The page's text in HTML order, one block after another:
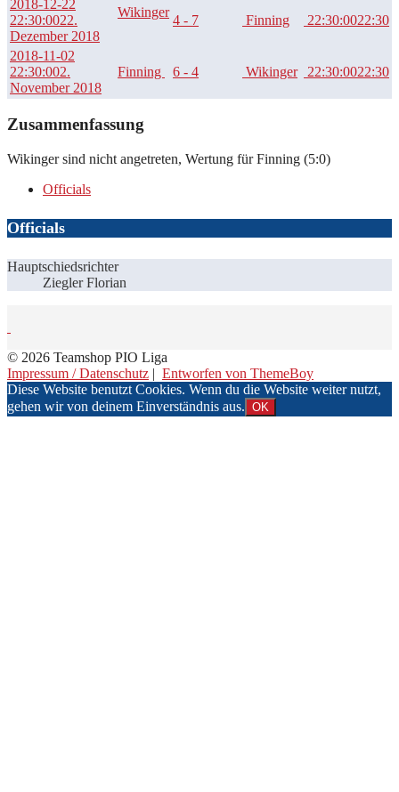
2018-12-22
22:30:0022.
Dezember 2018
Wikinger
4 - 7 Finning 22:30:0022:30
2018-11-02
22:30:002.
November 2018
Finning 6 - 4 Wikinger 22:30:0022:30
Zusammenfassung
Wikinger sind nicht angetreten, Wertung für Finning (5:0)
Officials
Officials
Hauptschiedsrichter
Ziegler Florian
© 2026 Teamshop PIO Liga
Impressum / Datenschutz | Entworfen von ThemeBoy
Diese Website benutzt Cookies. Wenn du die Website weiter nutzt,
gehen wir von deinem Einverständnis aus. OK